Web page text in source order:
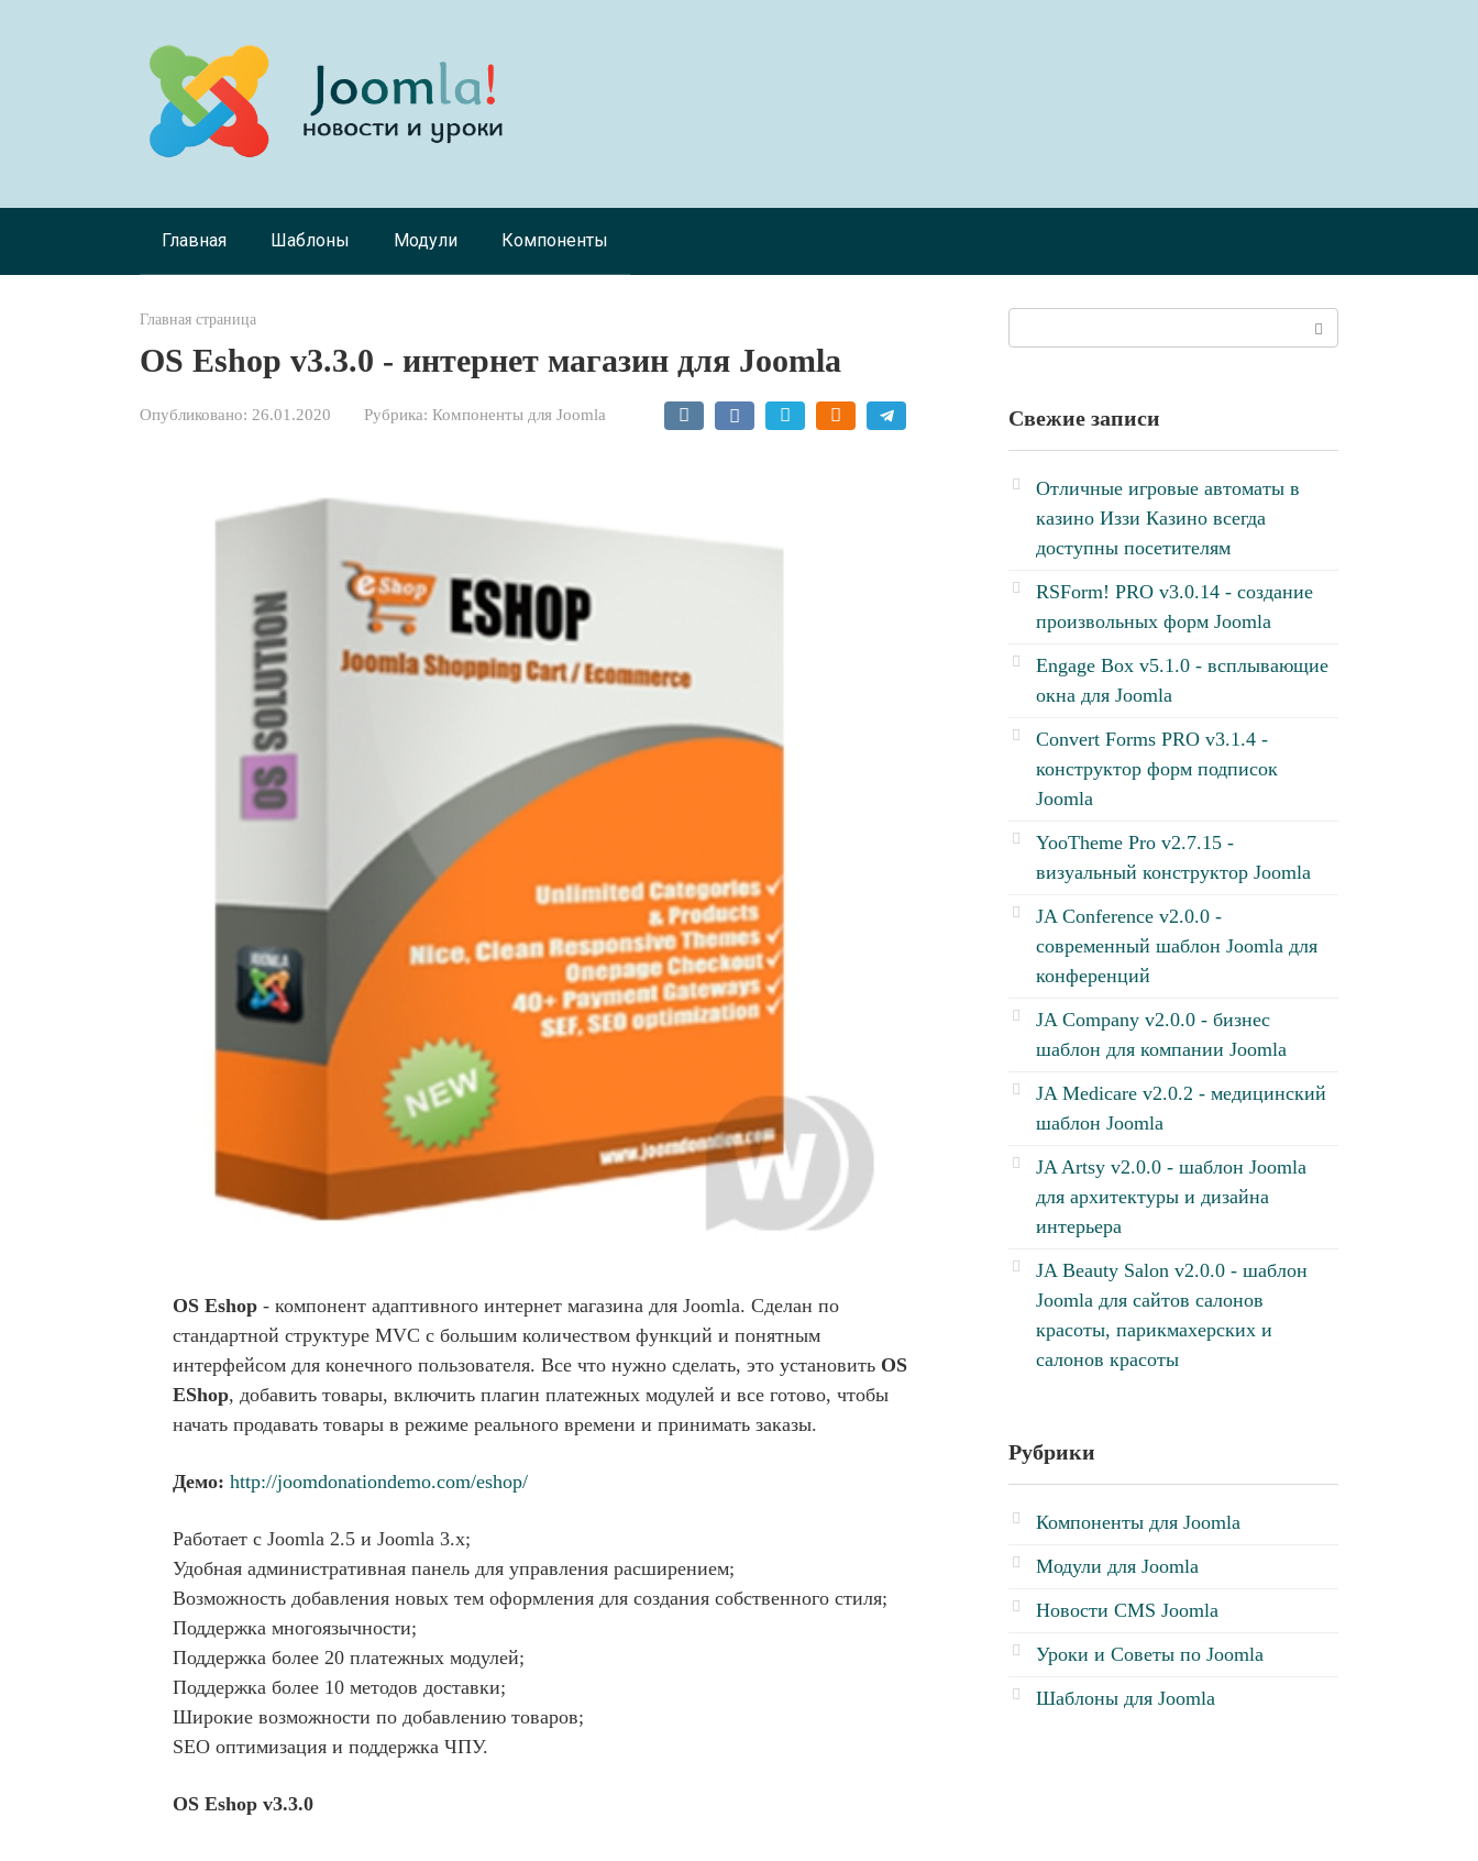
Главная Шаблоны Модули Компоненты
Главная страница
OS Eshop v3.3.0 - интернет магазин для Joomla
Опубликовано: 26.01.2020 Рубрика: Компоненты для Joomla
OS Eshop - компонент адаптивного интернет магазина для Joomla. Сделан по
стандартной структуре MVC с большим количеством функций и понятным
интерфейсом для конечного пользователя. Все что нужно сделать, это установить OS
EShop, добавить товары, включить плагин платежных модулей и все готово, чтобы
начать продавать товары в режиме реального времени и принимать заказы.
Демо: http://joomdonationdemo.com/eshop/
Работает с Joomla 2.5 и Joomla 3.x;
Удобная административная панель для управления расширением;
Возможность добавления новых тем оформления для создания собственного стиля;
Поддержка многоязычности;
Поддержка более 20 платежных модулей;
Поддержка более 10 методов доставки;
Широкие возможности по добавлению товаров;
SEO оптимизация и поддержка ЧПУ.
OS Eshop v3.3.0
Свежие записи
Отличные игровые автоматы в
казино Иззи Казино всегда
доступны посетителям
RSForm! PRO v3.0.14 - создание
произвольных форм Joomla
Engage Box v5.1.0 - всплывающие
окна для Joomla
Convert Forms PRO v3.1.4 -
конструктор форм подписок
Joomla
YooTheme Pro v2.7.15 -
визуальный конструктор Joomla
JA Conference v2.0.0 -
современный шаблон Joomla для
конференций
JA Company v2.0.0 - бизнес
шаблон для компании Joomla
JA Medicare v2.0.2 - медицинский
шаблон Joomla
JA Artsy v2.0.0 - шаблон Joomla
для архитектуры и дизайна
интерьера
JA Beauty Salon v2.0.0 - шаблон
Joomla для сайтов салонов
красоты, парикмахерских и
салонов красоты
Рубрики
Компоненты для Joomla
Модули для Joomla
Новости CMS Joomla
Уроки и Советы по Joomla
Шаблоны для Joomla